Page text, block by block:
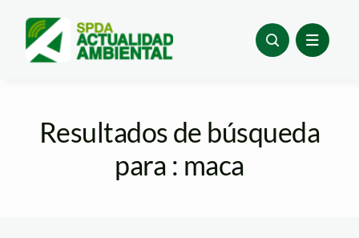
content
Resultados de búsqueda
para : maca